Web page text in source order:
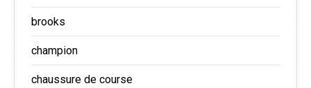
brooks
champion
chaussure de course